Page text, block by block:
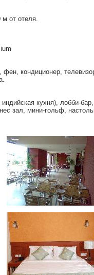
м от отеля.
кондиционер,
кухня), лобби-
зал, мини-гольф,